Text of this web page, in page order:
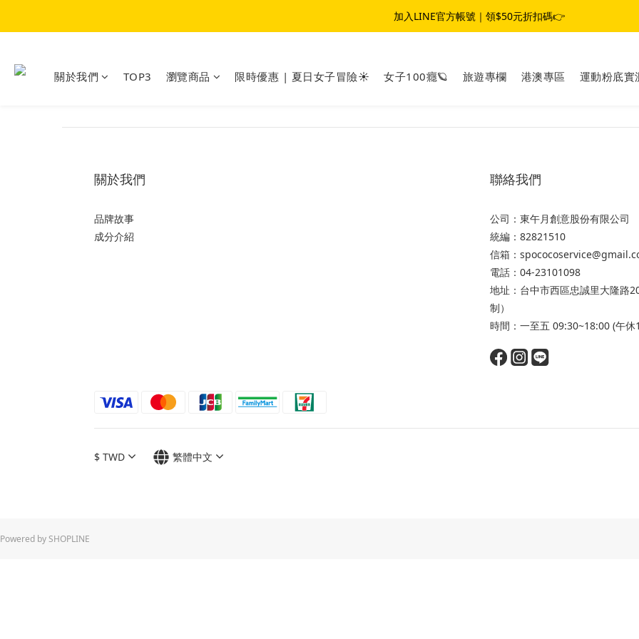
夏日女子冒險☀️｜滿$1,800 現折 $100｜滿$3,800 現折 $300
加入LINE官方帳號｜領$50元折扣碼👉
關於我們 TOP3 瀏覽商品 限時優惠 | 夏日女子冒險☀️ 女子100癮🪐 旅遊專欄 港澳專區 運動粉底實
關於我們
品牌故事
成分介紹
聯絡我們
公司：東午月創意股份有限公司
統編：82821510
信箱：
電話：04-23101098
地址：台中市西區忠誠里大隆路
制）
時間：一至五 09:30~18:00 (午
$ TWD 繁體中文
Powered by SHOPLINE